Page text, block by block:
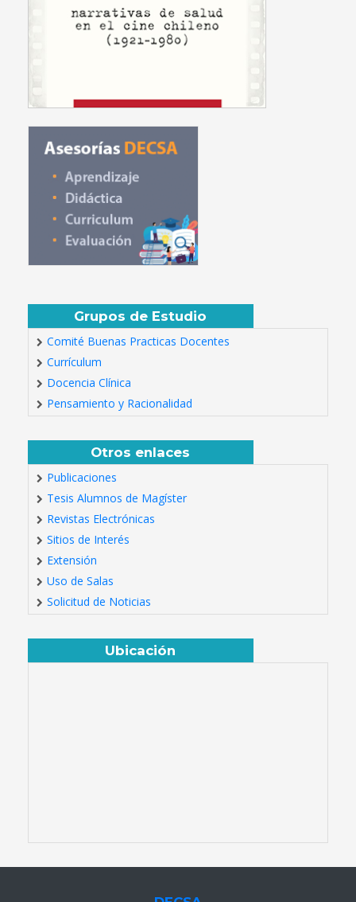
Grupos de Estudio
Comité Buenas Practicas Docentes
Currículum
Docencia Clínica
Pensamiento y Racionalidad
Otros enlaces
Publicaciones
Tesis Alumnos de Magíster
Revistas Electrónicas
Sitios de Interés
Extensión
Uso de Salas
Solicitud de Noticias
Ubicación